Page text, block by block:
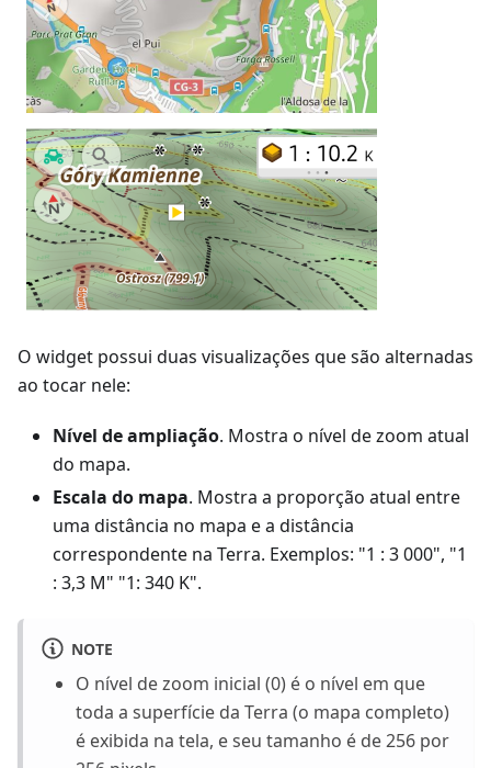
O widget possui duas visualizações que são alternadas
ao tocar nele:
Nível de ampliação. Mostra o nível de zoom atual
do mapa.
Escala do mapa. Mostra a proporção atual entre
uma distância no mapa e a distância
correspondente na Terra. Exemplos: "1 : 3 000", "1
: 3,3 M" "1: 340 K".
NOTE
O nível de zoom inicial (0) é o nível em que
toda a superfície da Terra (o mapa completo)
é exibida na tela, e seu tamanho é de 256 por